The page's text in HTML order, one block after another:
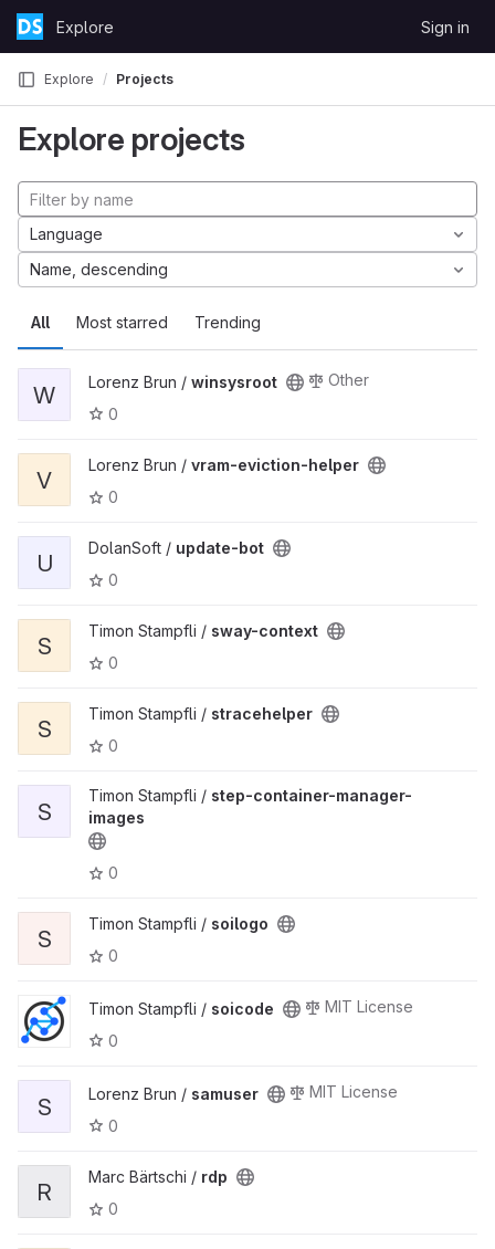
Skip to content
GitLabExplore Sign in
Explore Projects
Explore projects
All Most starred Trending
Language
Name, descending
W Lorenz Brun / winsysroot
Other
0
V
Lorenz Brun / vram-eviction-helper
0
U
DolanSoft / update-bot
0
S
Timon Stampfli / sway-context
0
S
Timon Stampfli / stracehelper
0
S
Timon Stampfli / step-container-manager-
images
0
S
Timon Stampfli / soilogo
0
Timon Stampfli / soicode
MIT License
0
S Lorenz Brun / samuser
MIT License
0
R
Marc Bärtschi / rdp
0